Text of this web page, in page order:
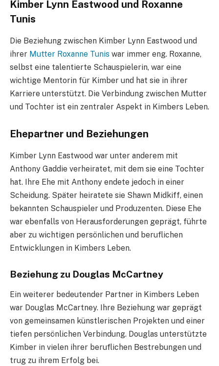
Kimber Lynn Eastwood und Roxanne
Tunis
Die Beziehung zwischen Kimber Lynn Eastwood und
ihrer Mutter Roxanne Tunis war immer eng. Roxanne,
selbst eine talentierte Schauspielerin, war eine
wichtige Mentorin für Kimber und hat sie in ihrer
Karriere unterstützt. Die Verbindung zwischen Mutter
und Tochter ist ein zentraler Aspekt in Kimbers Leben.
Ehepartner und Beziehungen
Kimber Lynn Eastwood war unter anderem mit
Anthony Gaddie verheiratet, mit dem sie eine Tochter
hat. Ihre Ehe mit Anthony endete jedoch in einer
Scheidung. Später heiratete sie Shawn Midkiff, einen
bekannten Schauspieler und Produzenten. Diese Ehe
war ebenfalls von Herausforderungen geprägt, führte
aber zu wichtigen persönlichen und beruflichen
Entwicklungen in Kimbers Leben.
Beziehung zu Douglas McCartney
Ein weiterer bedeutender Partner in Kimbers Leben
war Douglas McCartney. Ihre Beziehung war geprägt
von gemeinsamen künstlerischen Projekten und einer
tiefen persönlichen Verbindung. Douglas unterstützte
Kimber in vielen ihrer beruflichen Bestrebungen und
trug zu ihrem Erfolg bei.